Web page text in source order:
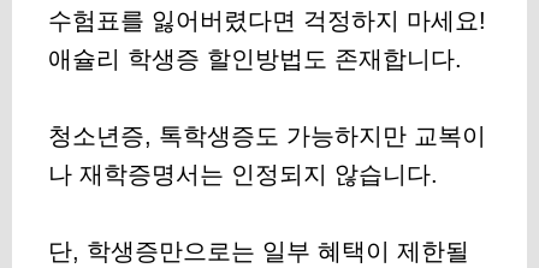
수험표를 잃어버렸다면 걱정하지 마세요!
애슐리 학생증 할인방법도 존재합니다.
청소년증, 톡학생증도 가능하지만 교복이
나 재학증명서는 인정되지 않습니다.
단, 학생증만으로는 일부 혜택이 제한될